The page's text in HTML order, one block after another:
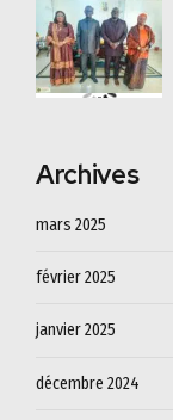
Archives
mars 2025
février 2025
janvier 2025
décembre 2024